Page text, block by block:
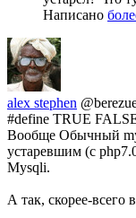
Написано
alex stephen
#define TRUE
Вообще Обычный
устаревшим (с
Mysqli.
А так, скорее-всего